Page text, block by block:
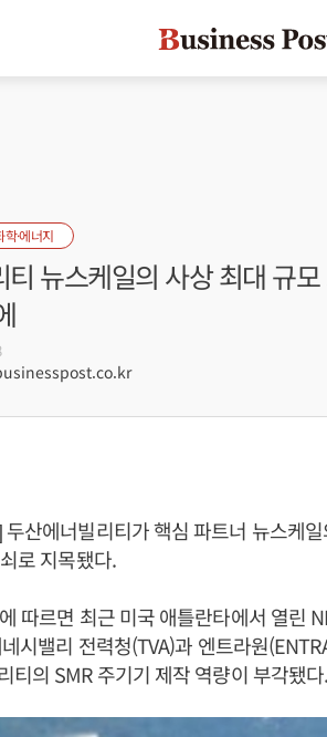
학·에너지
뉴스케일의 사상 최대 규
산에너빌리티가 핵심 파트너 뉴스케
로 지목됐다.
따르면 최근 미국 애틀란타에서 열린
시밸리 전력청(TVA)과 엔트라원
티의 SMR 주기기 제작 역량이 부각됐다.